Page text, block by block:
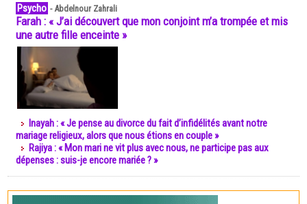
Psycho -Abdelnour Zahrali
Farah : « J’ai découvert que mon conjoint m’a trompée et mis
une autre fille enceinte »
Inayah : « Je pense au divorce du fait d’infidélités avant notre
mariage religieux, alors que nous étions en couple »
Rajiya : « Mon mari ne vit plus avec nous, ne participe pas aux
dépenses : suis-je encore mariée ? »